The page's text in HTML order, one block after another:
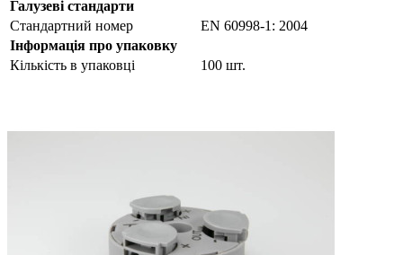
Галузеві стандарти
Стандартний номер
EN 60998-1: 2004
Інформація про упаковку
Кількість в упаковці
100 шт.